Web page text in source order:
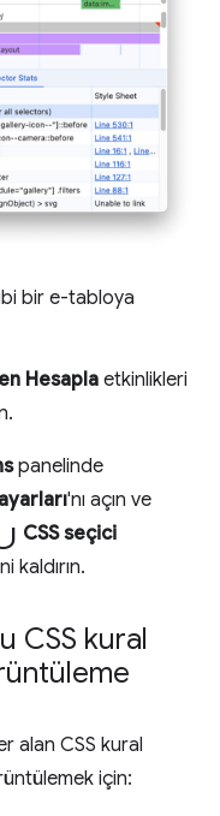
bir e-tabloya
Hesapla etkinlikleri
panelinde
'nı açın ve
CSS seçici
kaldırın.
CSS kural
alan CSS kural
için: